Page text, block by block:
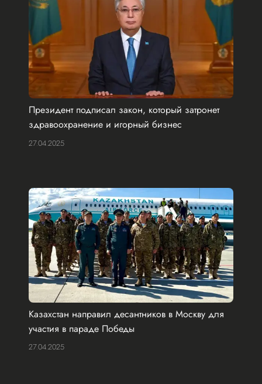
Президент подписал закон, который затронет
здравоохранение и игорный бизнес
27.04.2025
Казахстан направил десантников в Москву для
участия в параде Победы
27.04.2025